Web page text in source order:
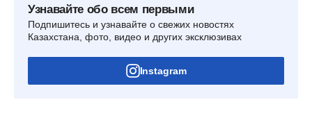
Узнавайте обо всем первыми
Подпишитесь и узнавайте о свежих новостях
Казахстана, фото, видео и других эксклюзивах
Instagram